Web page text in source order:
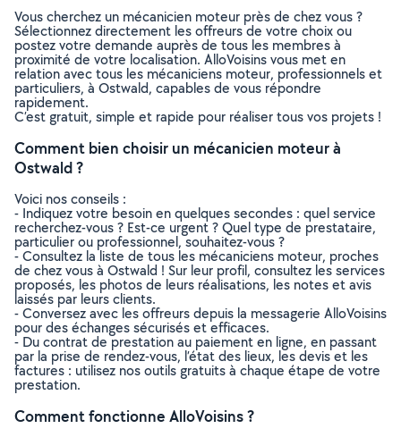
Vous cherchez un mécanicien moteur près de chez vous ?
Sélectionnez directement les offreurs de votre choix ou
postez votre demande auprès de tous les membres à
proximité de votre localisation. AlloVoisins vous met en
relation avec tous les mécaniciens moteur, professionnels et
particuliers, à Ostwald, capables de vous répondre
rapidement.
C’est gratuit, simple et rapide pour réaliser tous vos projets !
Comment bien choisir un mécanicien moteur à
Ostwald ?
Voici nos conseils :
- Indiquez votre besoin en quelques secondes : quel service
recherchez-vous ? Est-ce urgent ? Quel type de prestataire,
particulier ou professionnel, souhaitez-vous ?
- Consultez la liste de tous les mécaniciens moteur, proches
de chez vous à Ostwald ! Sur leur profil, consultez les services
proposés, les photos de leurs réalisations, les notes et avis
laissés par leurs clients.
- Conversez avec les offreurs depuis la messagerie AlloVoisins
pour des échanges sécurisés et efficaces.
- Du contrat de prestation au paiement en ligne, en passant
par la prise de rendez-vous, l’état des lieux, les devis et les
factures : utilisez nos outils gratuits à chaque étape de votre
prestation.
Comment fonctionne AlloVoisins ?